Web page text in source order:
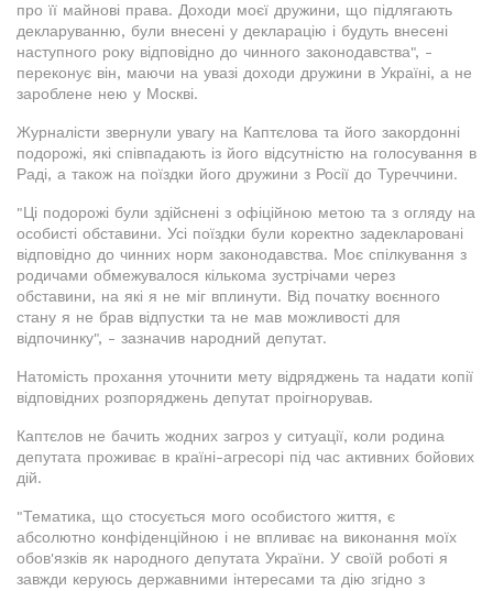
про її майнові права. Доходи моєї дружини, що підлягають
декларуванню, були внесені у декларацію і будуть внесені
наступного року відповідно до чинного законодавства", -
переконує він, маючи на увазі доходи дружини в Україні, а не
зароблене нею у Москві.
Журналісти звернули увагу на Каптєлова та його закордонні
подорожі, які співпадають із його відсутністю на голосування в
Раді, а також на поїздки його дружини з Росії до Туреччини.
"Ці подорожі були здійснені з офіційною метою та з огляду на
особисті обставини. Усі поїздки були коректно задекларовані
відповідно до чинних норм законодавства. Моє спілкування з
родичами обмежувалося кількома зустрічами через
обставини, на які я не міг вплинути. Від початку воєнного
стану я не брав відпустки та не мав можливості для
відпочинку", - зазначив народний депутат.
Натомість прохання уточнити мету відряджень та надати копії
відповідних розпоряджень депутат проігнорував.
Каптєлов не бачить жодних загроз у ситуації, коли родина
депутата проживає в країні-агресорі під час активних бойових
дій.
"Тематика, що стосується мого особистого життя, є
абсолютно конфіденційною і не впливає на виконання моїх
обов'язків як народного депутата України. У своїй роботі я
завжди керуюсь державними інтересами та дію згідно з